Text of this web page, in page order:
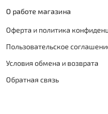
О работе магазина
Оферта и политика
Пользовательское
Условия обмена и возврата
Обратная связь